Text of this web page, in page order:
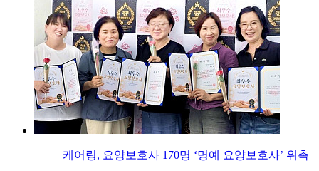
케어링, 요양보호사 170명 ‘명예 요양보호사’ 위촉